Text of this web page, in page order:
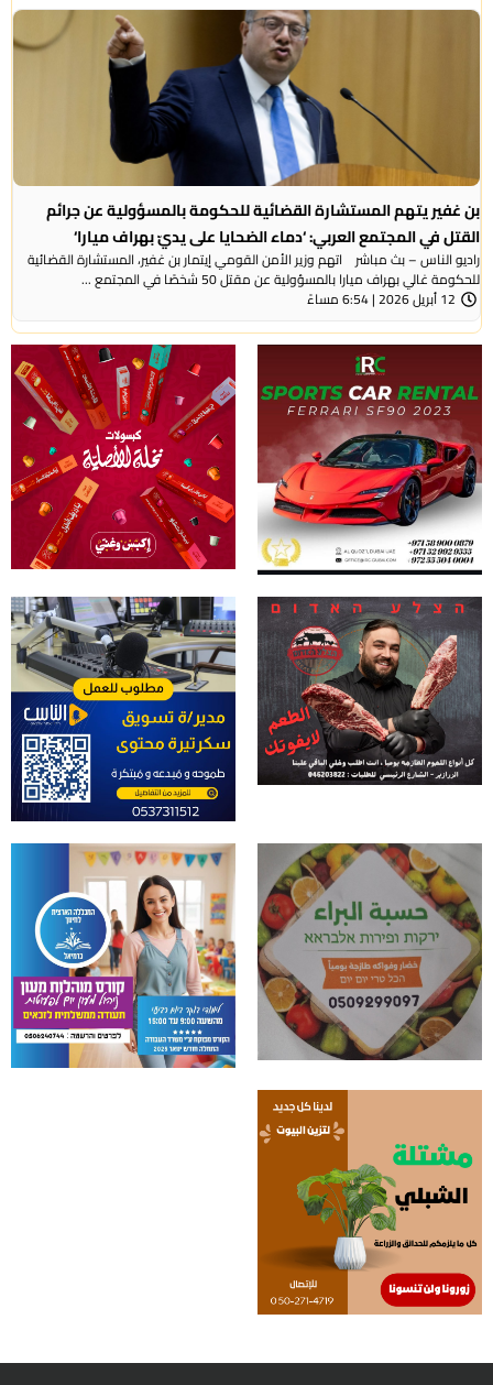
بن غفير يتهم المستشارة القضائية للحكومة بالمسؤولية عن جرائم
القتل في المجتمع العربي: ‘دماء الضحايا على يديّ بهراف ميارا‘
راديو الناس – بث مباشر اتهم وزير الأمن القومي إيتمار بن غفير، المستشارة القضائية
للحكومة غالي بهراف ميارا بالمسؤولية عن مقتل 50 شخصًا في المجتمع ...
12 أبريل 2026 | 6:54 مساءً